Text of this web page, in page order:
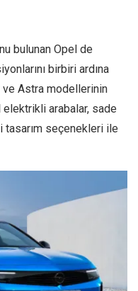
bulunan Opel de
birbiri ardına
ve Astra modellerinin
elektrikli arabalar, sade
tasarım seçenekleri ile